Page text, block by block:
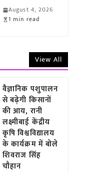
August 4, 2026
1 min read
View All
वैज्ञानिक पशुपालन
से बढ़ेगी किसानों
की आय, रानी
लक्ष्मीबाई केंद्रीय
कृषि विश्वविद्यालय
के कार्यक्रम में बोले
शिवराज सिंह
चौहान